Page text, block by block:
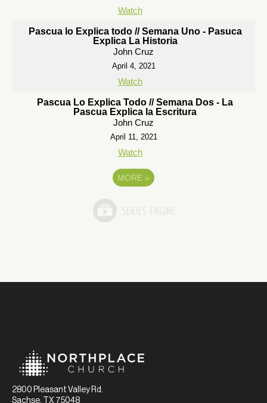
Watch
Pascua lo Explica todo // Semana Uno - Pasuca
Explica La Historia
John Cruz
April 4, 2021
Watch
Pascua Lo Explica Todo // Semana Dos - La
Pascua Explica la Escritura
John Cruz
April 11, 2021
Watch
MORE »
2800 Pleasant Valley Rd.
Sachse, TX 75048